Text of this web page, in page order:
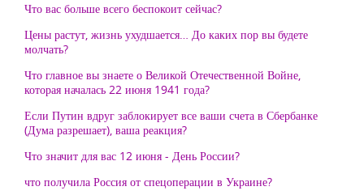
Что вас больше всего беспокоит сейчас?
Цены растут, жизнь ухудшается… До каких пор вы будете
молчать?
Что главное вы знаете о Великой Отечественной Войне,
которая началась 22 июня 1941 года?
Если Путин вдруг заблокирует все ваши счета в Сбербанке
(Дума разрешает), ваша реакция?
Что значит для вас 12 июня - День России?
что получила Россия от спецоперации в Украине?